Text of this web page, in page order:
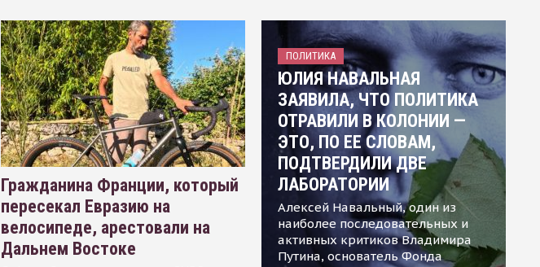
Гражданина Франции, который
пересекал Евразию на
велосипеде, арестовали на
Дальнем Востоке
ПОЛИТИКА
ЮЛИЯ НАВАЛЬНАЯ
ЗАЯВИЛА, ЧТО ПОЛИТИКА
ОТРАВИЛИ В КОЛОНИИ —
ЭТО, ПО ЕЕ СЛОВАМ,
ПОДТВЕРДИЛИ ДВЕ
ЛАБОРАТОРИИ
Алексей Навальный, один из
наиболее последовательных и
активных критиков Владимира
Путина, основатель Фонда